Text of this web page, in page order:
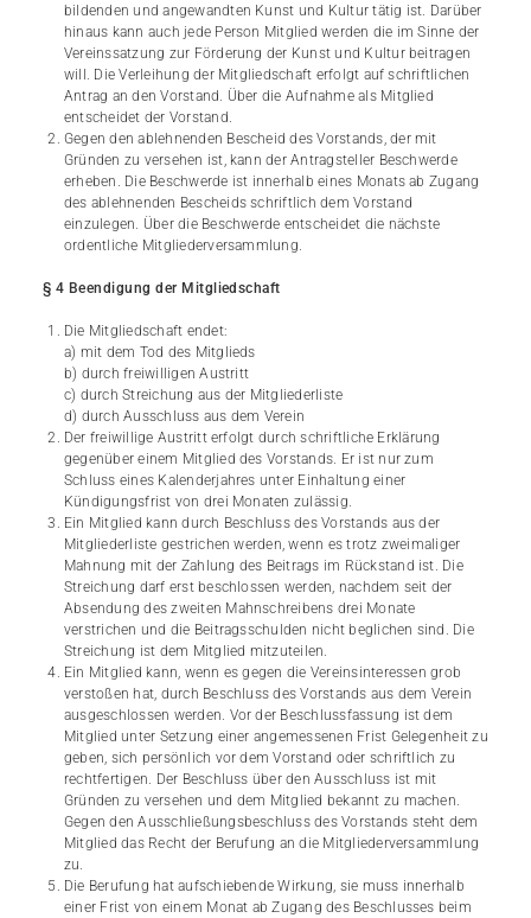
bildenden und angewandten Kunst und Kultur tätig ist. Darüber
hinaus kann auch jede Person Mitglied werden die im Sinne der
Vereinssatzung zur Förderung der Kunst und Kultur beitragen
will. Die Verleihung der Mitgliedschaft erfolgt auf schriftlichen
Antrag an den Vorstand. Über die Aufnahme als Mitglied
entscheidet der Vorstand.
Gegen den ablehnenden Bescheid des Vorstands, der mit
Gründen zu versehen ist, kann der Antragsteller Beschwerde
erheben. Die Beschwerde ist innerhalb eines Monats ab Zugang
des ablehnenden Bescheids schriftlich dem Vorstand
einzulegen. Über die Beschwerde entscheidet die nächste
ordentliche Mitgliederversammlung.
§ 4 Beendigung der Mitgliedschaft
Die Mitgliedschaft endet:
a) mit dem Tod des Mitglieds
b) durch freiwilligen Austritt
c) durch Streichung aus der Mitgliederliste
d) durch Ausschluss aus dem Verein
Der freiwillige Austritt erfolgt durch schriftliche Erklärung
gegenüber einem Mitglied des Vorstands. Er ist nur zum
Schluss eines Kalenderjahres unter Einhaltung einer
Kündigungsfrist von drei Monaten zulässig.
Ein Mitglied kann durch Beschluss des Vorstands aus der
Mitgliederliste gestrichen werden, wenn es trotz zweimaliger
Mahnung mit der Zahlung des Beitrags im Rückstand ist. Die
Streichung darf erst beschlossen werden, nachdem seit der
Absendung des zweiten Mahnschreibens drei Monate
verstrichen und die Beitragsschulden nicht beglichen sind. Die
Streichung ist dem Mitglied mitzuteilen.
Ein Mitglied kann, wenn es gegen die Vereinsinteressen grob
verstoßen hat, durch Beschluss des Vorstands aus dem Verein
ausgeschlossen werden. Vor der Beschlussfassung ist dem
Mitglied unter Setzung einer angemessenen Frist Gelegenheit zu
geben, sich persönlich vor dem Vorstand oder schriftlich zu
rechtfertigen. Der Beschluss über den Ausschluss ist mit
Gründen zu versehen und dem Mitglied bekannt zu machen.
Gegen den Ausschließungsbeschluss des Vorstands steht dem
Mitglied das Recht der Berufung an die Mitgliederversammlung
zu.
Die Berufung hat aufschiebende Wirkung, sie muss innerhalb
einer Frist von einem Monat ab Zugang des Beschlusses beim